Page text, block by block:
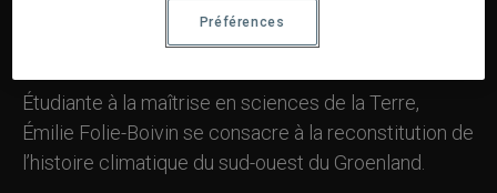
Émilie Folie-Boivin
Étudiante à la maîtrise en sciences de la Terre,
Émilie Folie-Boivin se consacre à la reconstitution de
l’histoire climatique du sud-ouest du Groenland.
Préférences